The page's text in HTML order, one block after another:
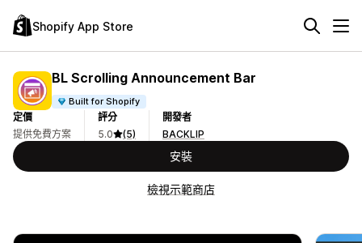
Shopify App Store
BL Scrolling Announcement Bar
Built for Shopify
定價
提供免費方案
評分
5.0
(5)
開發者
BACKLIP
安裝
檢視示範商店